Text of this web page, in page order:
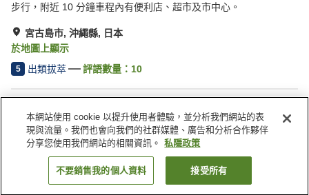
步行，附近 10 分鐘車程內有便利店、超市及市中心。
宮古島市, 沖繩縣, 日本
於地圖上顯示
5 出類拔萃 評語數量： 10
停車場
沖繩縣
宮古島市
Miyakojima no Ie Aoi Nagomi <Miyakojima>
找客房
本網站使用 cookie 以提升使用者體驗，並分析我們網站的表
現與流量。我們也會向我們的社群媒體、廣告和分析合作夥伴
分享您使用我們網站的相關資訊。
私隱政策
不要銷售我的個人資料 接受所有